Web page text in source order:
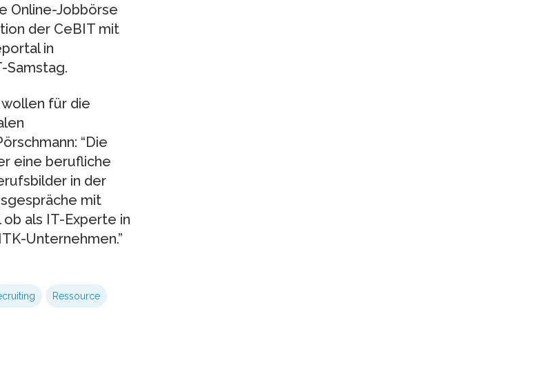
Online-Jobbörse
der CeBIT mit
in
Samstag.
für die
“Die
eine berufliche
in der
mit
als IT-Experte in
Unternehmen.”
Ressource